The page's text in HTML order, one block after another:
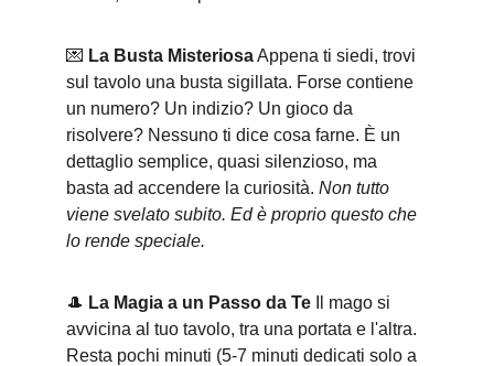
💌 La Busta Misteriosa Appena ti siedi, trovi
sul tavolo una busta sigillata. Forse contiene
un numero? Un indizio? Un gioco da
risolvere? Nessuno ti dice cosa farne. È un
dettaglio semplice, quasi silenzioso, ma
basta ad accendere la curiosità. Non tutto
viene svelato subito. Ed è proprio questo che
lo rende speciale.
🎩 La Magia a un Passo da Te Il mago si
avvicina al tuo tavolo, tra una portata e l'altra.
Resta pochi minuti (5-7 minuti dedicati solo a